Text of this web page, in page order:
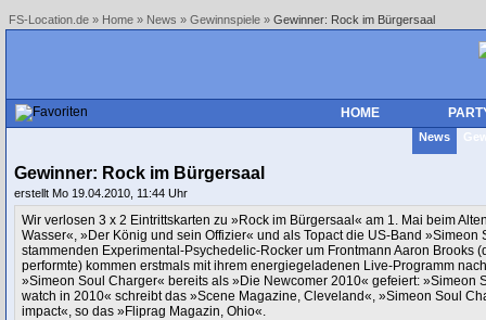
FS-Location.de » Home » News » Gewinnspiele » Gewinner: Rock im Bürgersaal
HOME
News
Gewinner: Rock im Bürgersaal
erstellt Mo 19.04.2010, 11:44 Uhr
Wir verlosen 3 x 2 Eintrittskarten zu »Rock im Bürgersaal« am 1. Mai beim
Wasser«, »Der König und sein Offizier« und als Topact die US-Band
stammenden Experimental-Psychedelic-Rocker um Frontmann Aaron Brooks
performte) kommen erstmals mit ihrem energiegeladenen Live-Programm
»Simeon Soul Charger« bereits als »Die Newcomer 2010« gefeiert: »Simeon
watch in 2010« schreibt das »Scene Magazine, Cleveland«, »Simeon Soul
impact«, so das »Fliprag Magazin, Ohio«.